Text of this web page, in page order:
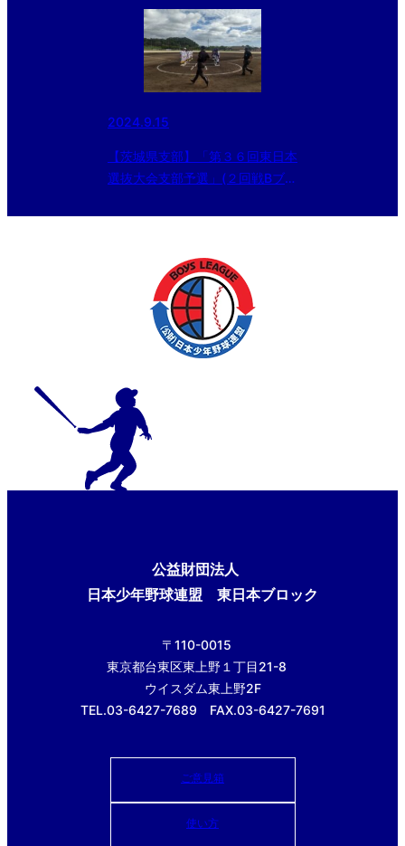
2024.9.15
【茨城県支部】「第３６回東日本
選抜大会支部予選」(２回戦Bブロ
公益財団法人
日本少年野球連盟 東日本ブロック
〒110-0015
東京都台東区東上野１丁目21-8
ウイスダム東上野2F
TEL.03-6427-7689 FAX.03-6427-7691
ご意見箱
使い方